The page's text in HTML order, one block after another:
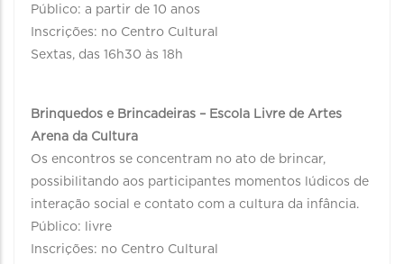
Público: a partir de 10 anos
Inscrições: no Centro Cultural
Sextas, das 16h30 às 18h
Brinquedos e Brincadeiras – Escola Livre de Artes
Arena da Cultura
Os encontros se concentram no ato de brincar,
possibilitando aos participantes momentos lúdicos de
interação social e contato com a cultura da infância.
Público: livre
Inscrições: no Centro Cultural